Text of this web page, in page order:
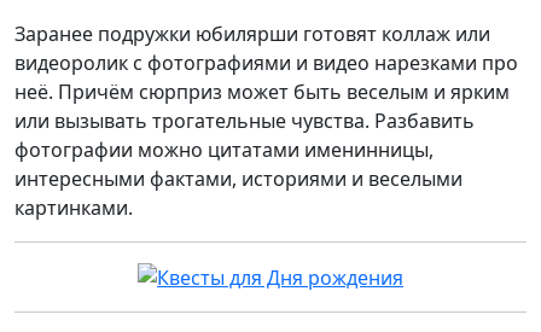
Заранее подружки юбилярши готовят коллаж или
видеоролик с фотографиями и видео нарезками про
неё. Причём сюрприз может быть веселым и ярким
или вызывать трогательные чувства. Разбавить
фотографии можно цитатами именинницы,
интересными фактами, историями и веселыми
картинками.